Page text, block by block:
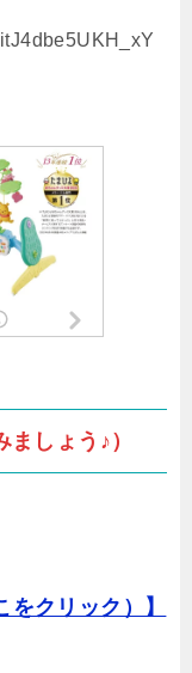
しょう♪）
をクリック）】